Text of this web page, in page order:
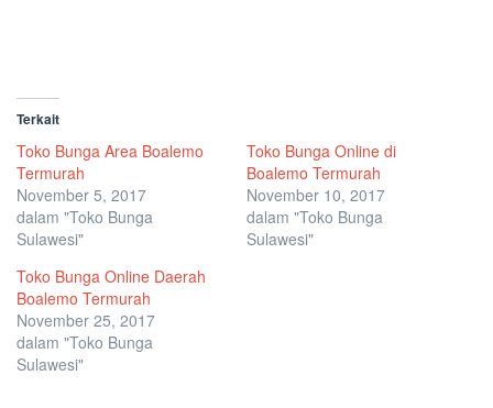
Terkait
Toko Bunga Area Boalemo
Termurah
November 5, 2017
dalam "Toko Bunga
Sulawesi"
Toko Bunga Online di
Boalemo Termurah
November 10, 2017
dalam "Toko Bunga
Sulawesi"
Toko Bunga Online Daerah
Boalemo Termurah
November 25, 2017
dalam "Toko Bunga
Sulawesi"